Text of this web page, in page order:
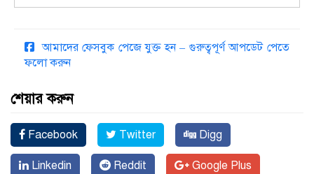
আমাদের ফেসবুক পেজে যুক্ত হন – গুরুত্বপূর্ণ আপডেট পেতে
ফলো করুন
শেয়ার করুন
Facebook Twitter Digg
Linkedin Reddit Google Plus